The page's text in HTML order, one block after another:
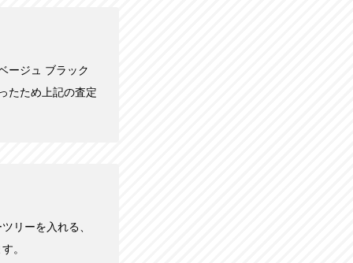
ージュ ブラック
たため上記の査定
リーを入れる、
。